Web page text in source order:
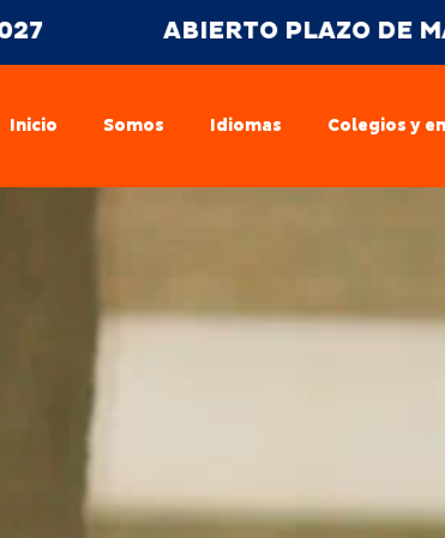
ABIERTO PLAZO DE
Inicio Somos Idiomas Colegios y